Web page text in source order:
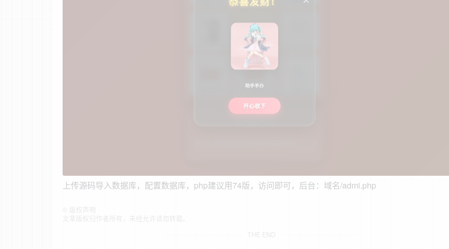
上传源码导入数据库，配置数据库，php建议用74版，访问即可，后台：域名/admi.php